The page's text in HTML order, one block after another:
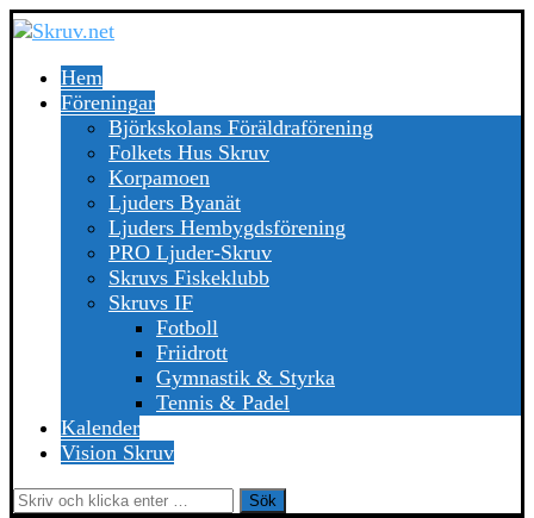
Hem
Föreningar
Björkskolans Föräldraförening
Folkets Hus Skruv
Korpamoen
Ljuders Byanät
Ljuders Hembygdsförening
PRO Ljuder-Skruv
Skruvs Fiskeklubb
Skruvs IF
Fotboll
Friidrott
Gymnastik & Styrka
Tennis & Padel
Kalender
Vision Skruv
Sök